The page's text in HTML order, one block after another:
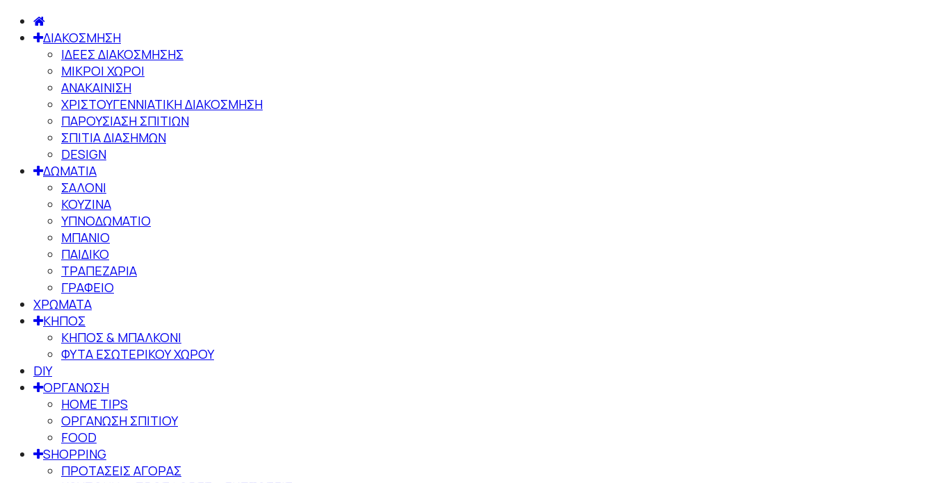
ΔΙΑΚΟΣΜΗΣΗ
ΙΔΕΕΣ ΔΙΑΚΟΣΜΗΣΗΣ
ΜΙΚΡΟΙ ΧΩΡΟΙ
ΑΝΑΚΑΙΝΙΣΗ
ΧΡΙΣΤΟΥΓΕΝΝΙΑΤΙΚΗ ΔΙΑΚΟΣΜΗΣΗ
ΠΑΡΟΥΣΙΑΣΗ ΣΠΙΤΙΩΝ
ΣΠΙΤΙΑ ΔΙΑΣΗΜΩΝ
DESIGN
ΔΩΜΑΤΙΑ
ΣΑΛΟΝΙ
ΚΟΥΖΙΝΑ
ΥΠΝΟΔΩΜΑΤΙΟ
ΜΠΑΝΙΟ
ΠΑΙΔΙΚΟ
ΤΡΑΠΕΖΑΡΙΑ
ΓΡΑΦΕΙΟ
ΧΡΩΜΑΤΑ
ΚΗΠΟΣ
ΚΗΠΟΣ & ΜΠΑΛΚΟΝΙ
ΦΥΤΑ ΕΣΩΤΕΡΙΚΟΥ ΧΩΡΟΥ
DIY
ΟΡΓΑΝΩΣΗ
HOME TIPS
ΟΡΓΑΝΩΣΗ ΣΠΙΤΙΟΥ
FOOD
SHOPPING
ΠΡΟΤΑΣΕΙΣ ΑΓΟΡΑΣ